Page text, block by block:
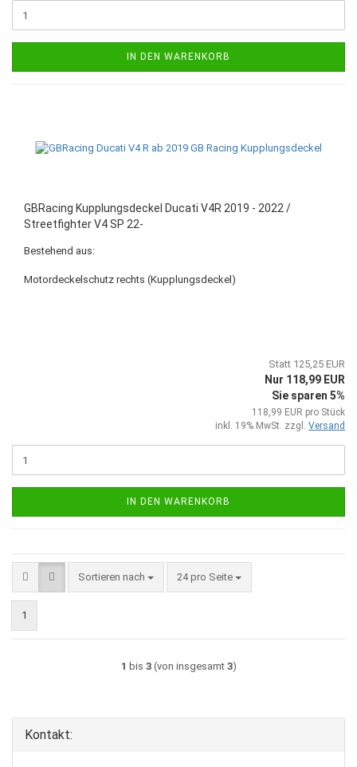
IN DEN WARENKORB
GBRacing Kupplungsdeckel Ducati V4R 2019 - 2022 /
Streetfighter V4 SP 22-
Bestehend aus:
Motordeckelschutz rechts (Kupplungsdeckel)
Statt 125,25 EUR
Nur 118,99 EUR
Sie sparen 5%
118,99 EUR pro Stück
inkl. 19% MwSt. zzgl. Versand
IN DEN WARENKORB
Sortieren nach
Sortieren nach 24 pro Seite
pro Seite
1
1 bis 3(von insgesamt 3)
Kontakt: